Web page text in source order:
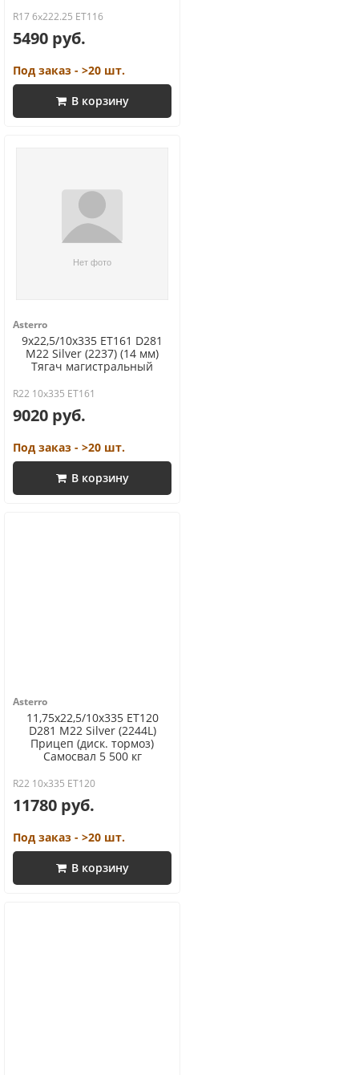
R17 6x222.25 ET116
5490 руб.
Под заказ - >20 шт.
В корзину
Asterro
9x22,5/10x335 ET161 D281
M22 Silver (2237) (14 мм)
Тягач магистральный
R22 10x335 ET161
9020 руб.
Под заказ - >20 шт.
В корзину
Asterro
11,75x22,5/10x335 ET120
D281 M22 Silver (2244L)
Прицеп (диск. тормоз)
Самосвал 5 500 кг
R22 10x335 ET120
11780 руб.
Под заказ - >20 шт.
В корзину